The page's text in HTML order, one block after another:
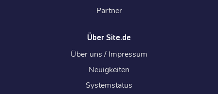
Partner
Über Site.de
Über uns / Impressum
Neuigkeiten
Systemstatus